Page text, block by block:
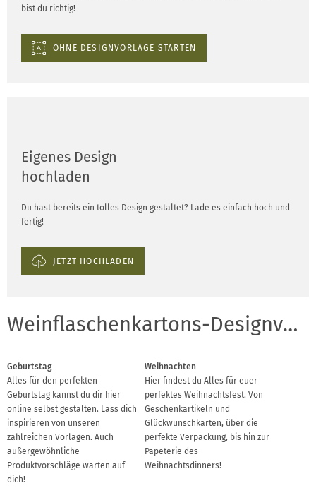
bist du richtig!
OHNE DESIGNVORLAGE STARTEN
Eigenes Design
hochladen
Du hast bereits ein tolles Design gestaltet? Lade es einfach hoch und
fertig!
JETZT HOCHLADEN
Weinflaschenkartons-Designvorlagen für Anlässe
Geburtstag
Alles für den perfekten
Geburtstag kannst du dir hier
online selbst gestalten. Lass dich
inspirieren von unseren
zahlreichen Vorlagen. Auch
außergewöhnliche
Produktvorschläge warten auf
dich!
Weihnachten
Hier findest du Alles für euer
perfektes Weihnachtsfest. Von
Geschenkartikeln und
Glückwunschkarten, über die
perfekte Verpackung, bis hin zur
Papeterie des
Weihnachtsdinners!